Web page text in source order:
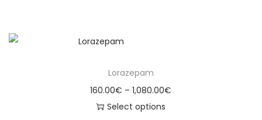
Lorazepam
160.00€ – 1,080.00€
Select options